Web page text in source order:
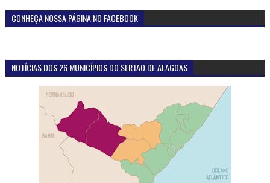
CONHEÇA NOSSA PÁGINA NO FACEBOOK
NOTÍCIAS DOS 26 MUNICÍPIOS DO SERTÃO DE ALAGOAS